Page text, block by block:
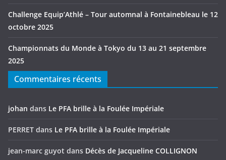
Challenge Equip’Athlé – Tour automnal à Fontainebleau le 12
octobre 2025
Championnats du Monde à Tokyo du 13 au 21 septembre
2025
Commentaires récents
johan dans Le PFA brille à la Foulée Impériale
PERRET dans Le PFA brille à la Foulée Impériale
jean-marc guyot dans Décès de Jacqueline COLLIGNON